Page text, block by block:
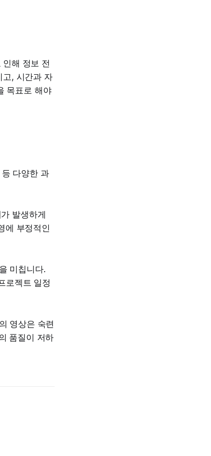
해 정보 전
고, 시간과 자
목표로 해야
다양한 과
발생하게
에 부정적인
미칩니다.
로젝트 일정
영상은 숙련
품질이 저하